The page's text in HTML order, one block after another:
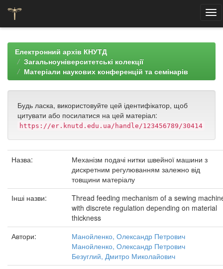
navigationЕлектронний архів КНУТД
Загальноуніверситетські колекції
Матеріали наукових конференцій та семінарів
Будь ласка, використовуйте цей ідентифікатор, щоб
цитувати або посилатися на цей матеріал:
https://er.knutd.edu.ua/handle/123456789/30414
Назва:
Механізм подачі нитки швейної машини з
дискретним регулюванням залежно від
товщини матеріалу
Інші назви:
Thread feeding mechanism of a sewing
with discrete regulation depending on material
thickness
Автори:
Манойленко, Олександр Петрович
Манойленко, Олександр Петрович
Безуглий, Дмитро Миколайович